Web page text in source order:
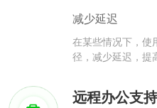
减少延迟
在某些情况下，使
径，减少延迟，提
远程办公支持